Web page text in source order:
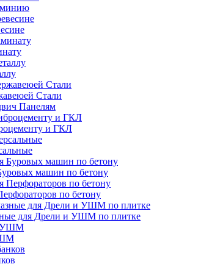
Стали
Панелям
и ГКЛ
машин по бетону
по бетону
для Дрели и УШМ по плитке